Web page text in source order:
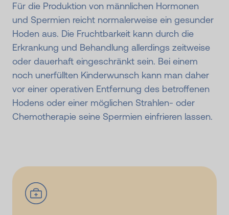
Für die Produktion von männlichen Hormonen
und Spermien reicht normalerweise ein gesunder
Hoden aus. Die Fruchtbarkeit kann durch die
Erkrankung und Behandlung allerdings zeitweise
oder dauerhaft eingeschränkt sein. Bei einem
noch unerfüllten Kinderwunsch kann man daher
vor einer operativen Entfernung des betroffenen
Hodens oder einer möglichen Strahlen- oder
Chemotherapie seine Spermien einfrieren lassen.